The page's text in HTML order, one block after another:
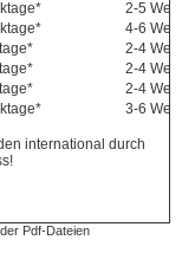
2-5
4-6
2-4
2-4
2-4
3-6
international durch
Pdf-Dateien